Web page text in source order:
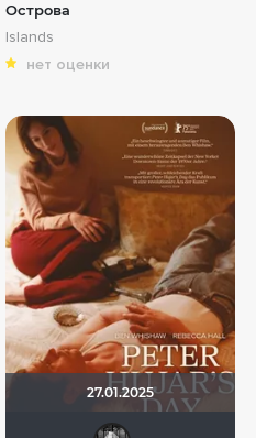
Острова
Islands
нет оценки
27.01.2025